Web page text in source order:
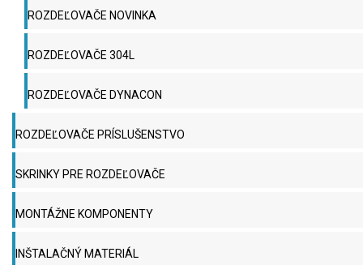
ROZDEĽOVAČE NOVINKA
ROZDEĽOVAČE 304L
ROZDEĽOVAČE DYNACON
ROZDEĽOVAČE PRÍSLUŠENSTVO
SKRINKY PRE ROZDEĽOVAČE
MONTÁŽNE KOMPONENTY
INŠTALAČNÝ MATERIÁL